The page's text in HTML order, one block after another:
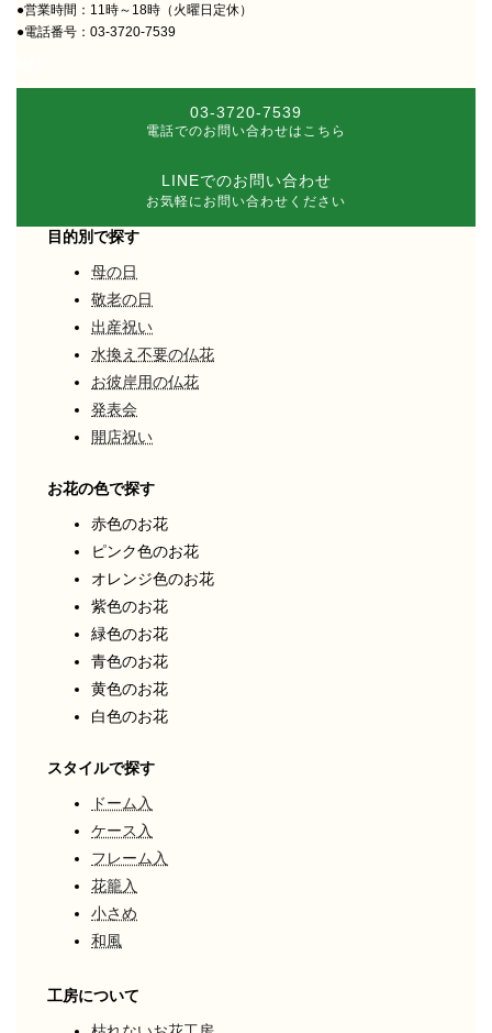
●営業時間：11時～18時（火曜日定休）
●電話番号：03-3720-7539
03-3720-7539
電話でのお問い合わせはこちら
LINEでのお問い合わせ
お気軽にお問い合わせください
目的別で探す
母の日
敬老の日
出産祝い
水換え不要の仏花
お彼岸用の仏花
発表会
開店祝い
お花の色で探す
赤色のお花
ピンク色のお花
オレンジ色のお花
紫色のお花
緑色のお花
青色のお花
黄色のお花
白色のお花
スタイルで探す
ドーム入
ケース入
フレーム入
花籠入
小さめ
和風
工房について